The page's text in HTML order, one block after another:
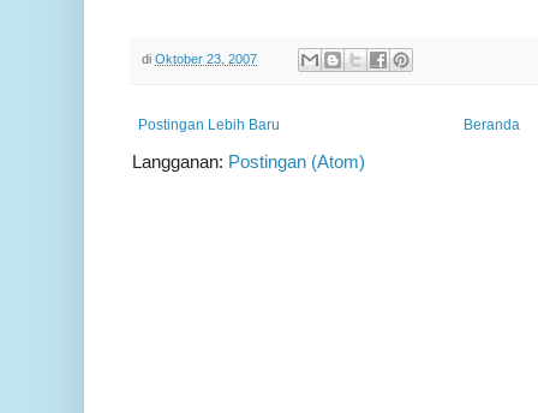
di Oktober 23, 2007
Postingan Lebih Baru Beranda
Langganan: Postingan (Atom)